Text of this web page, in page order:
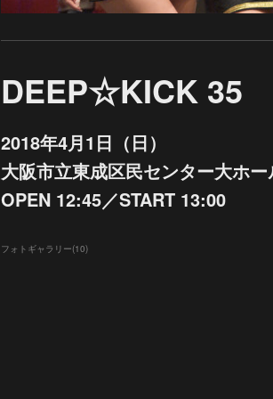
DEEP☆KICK 35
2018年4月1日（日）
大阪市立東成区民センター大ホー
OPEN 12:45／START 13:00
フォトギャラリー(10)